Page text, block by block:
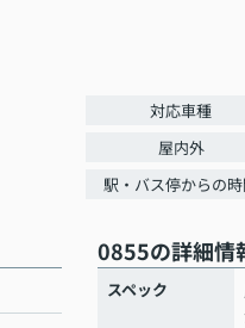
対応車種
屋内外
駅・バス停からの
0855の詳細情
スペック